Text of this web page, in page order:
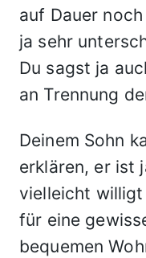
auf Dauer
ja sehr
Du sagst ja
an Trennung
Deinem Sohn
erklären, er ist
vielleicht
für eine
bequemen